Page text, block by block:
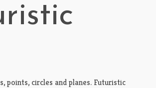
points, circles and planes. Futuristic